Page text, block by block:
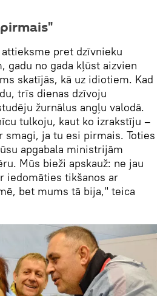
pret dzīvnieku
gadu no gada kļūst aizvien
skatījās, kā uz idiotiem. Kad
trīs dienas dzīvoju
žurnālus angļu valodā.
tulkoju, kaut ko izrakstīju –
ja tu esi pirmais. Toties
apgabala ministrijām
Mūs bieži apskauž: ne jau
iedomāties tikšanos ar
bet mums tā bija," teica